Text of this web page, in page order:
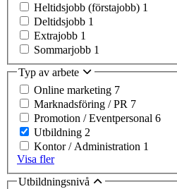
Heltidsjobb (förstajobb) 1
Deltidsjobb 1
Extrajobb 1
Sommarjobb 1
Typ av arbete
Online marketing 7
Marknadsföring / PR 7
Promotion / Eventpersonal 6
Utbildning 2
Kontor / Administration 1
Visa fler
Utbildningsnivå